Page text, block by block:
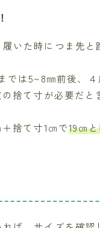
いた時につま先と
では5~8㎜前後、
捨て寸が必要だと
捨て寸1㎝で19㎝